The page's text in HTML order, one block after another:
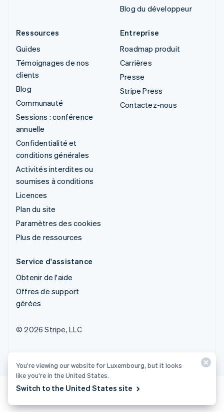
Blog du développeur
Ressources
Guides
Témoignages de nos
clients
Blog
Communauté
Sessions : conférence
annuelle
Confidentialité et
conditions générales
Activités interdites ou
soumises à conditions
Licences
Plan du site
Paramètres des cookies
Plus de ressources
Entreprise
Roadmap produit
Carrières
Presse
Stripe Press
Contactez-nous
Service d'assistance
Obtenir de l'aide
Offres de support
gérées
© 2026 Stripe, LLC
You’re viewing our website for Luxembourg, but it looks
like you’re in the United States.
Switch to the United States site